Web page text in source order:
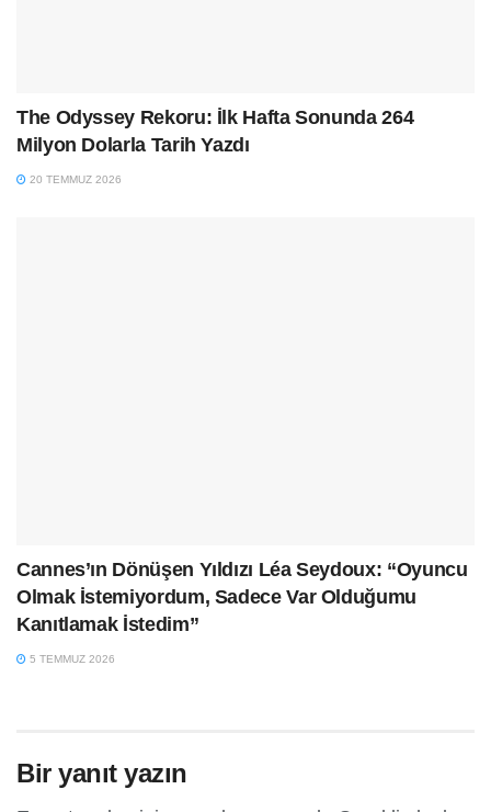
The Odyssey Rekoru: İlk Hafta Sonunda 264
Milyon Dolarla Tarih Yazdı
20 TEMMUZ 2026
Cannes’ın Dönüşen Yıldızı Léa Seydoux: “Oyuncu
Olmak İstemiyordum, Sadece Var Olduğumu
Kanıtlamak İstedim”
5 TEMMUZ 2026
Bir yanıt yazın